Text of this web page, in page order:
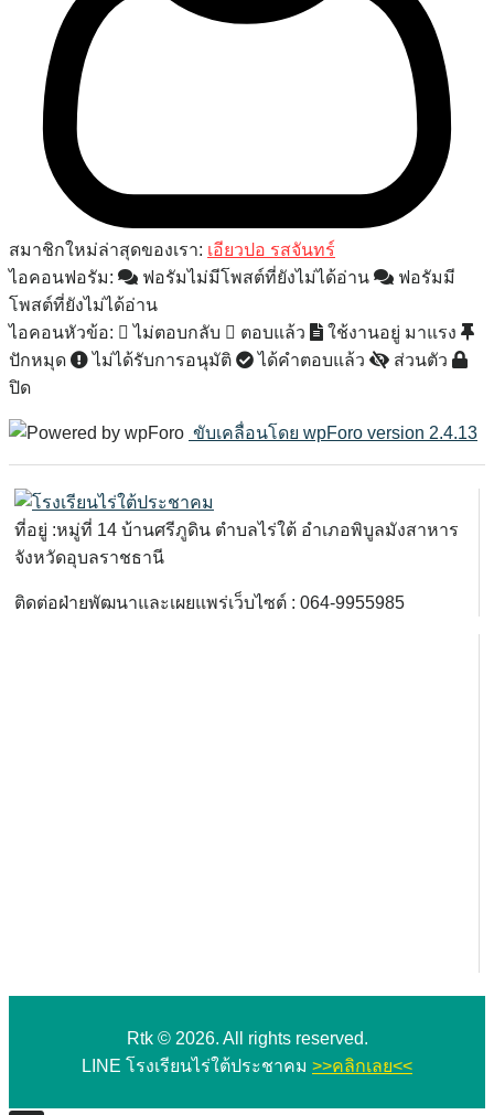
สมาชิกใหม่ล่าสุดของเรา: เอียวปอ รสจันทร์
ไอคอนฟอรัม:
ฟอรัมไม่มีโพสต์ที่ยังไม่ได้อ่าน
ฟอรัมมี
โพสต์ที่ยังไม่ได้อ่าน
ไอคอนหัวข้อ:
ไม่ตอบกลับ ตอบแล้ว ใช้งานอยู่ มาแรง
ปักหมุด
ไม่ได้รับการอนุมัติ ได้คำตอบแล้ว
ส่วนตัว
ปิด
ขับเคลื่อนโดย wpForo version 2.4.13
ที่อยู่ :หมู่ที่ 14 บ้านศรีภูดิน ตำบลไร่ใต้ อำเภอพิบูลมังสาหาร
จังหวัดอุบลราชธานี
ติดต่อฝ่ายพัฒนาและเผยแพร่เว็บไซต์ : 064-9955985
Rtk © 2026. All rights reserved.
LINE โรงเรียนไร่ใต้ประชาคม >>คลิกเลย<<